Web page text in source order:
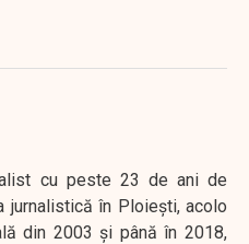
cu peste 23 de ani de
jurnalistică în Ploieşti, acolo
din 2003 şi până în 2018,